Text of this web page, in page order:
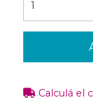
Calculá el